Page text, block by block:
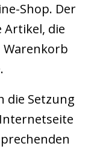
Shop. Der
Artikel, die
die Setzung